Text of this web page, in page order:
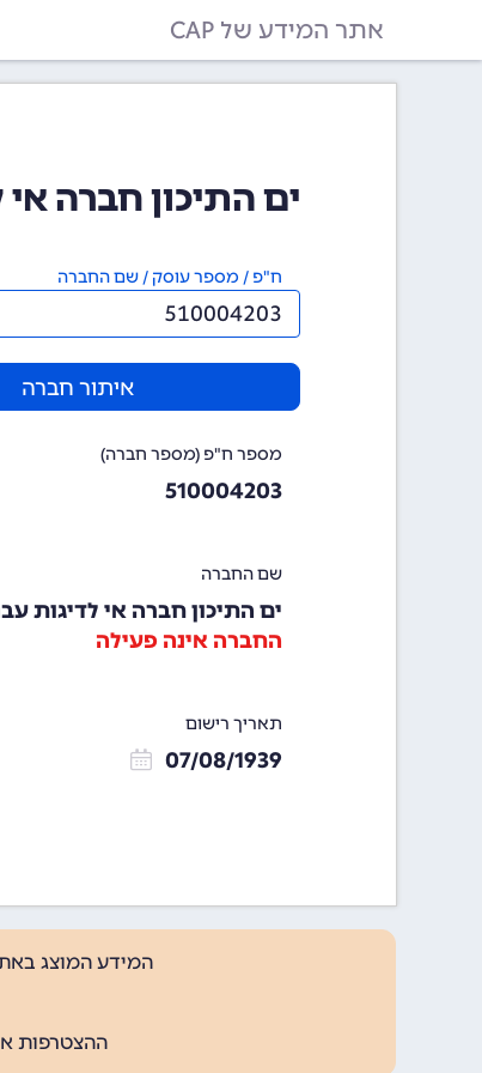
אתר המידע של CAP
ים התיכון חברה אי
ח"פ / מספר עוסק / שם החברה
איתור חברה
מספר ח"פ (מספר חברה)
510004203
שם החברה
ים התיכון חברה אי לדיגות
החברה אינה פעילה
תאריך רישום
07/08/1939
המידע המוצג
ההצטרפות אינה כרוכה